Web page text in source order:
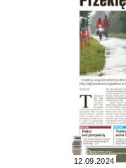
12.09.2024